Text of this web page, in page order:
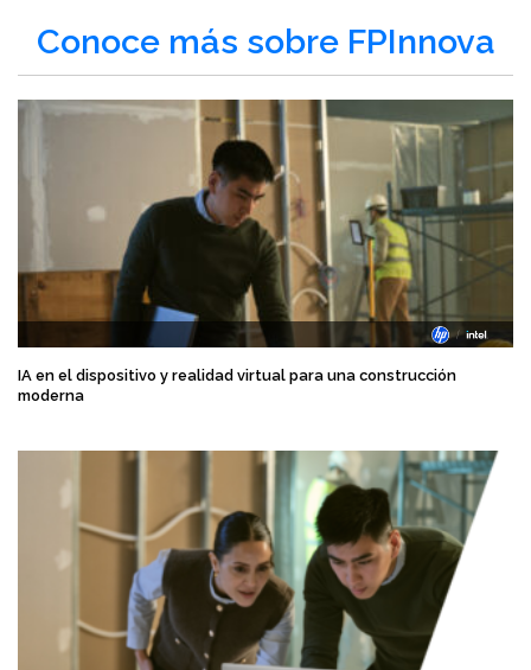
Conoce más sobre FPInnova
IA en el dispositivo y realidad virtual para una construcción
moderna